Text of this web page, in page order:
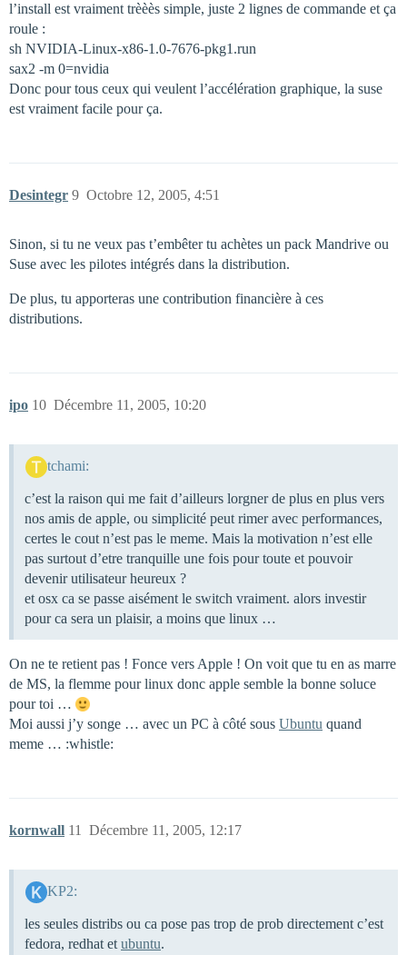
l’install est vraiment trèèès simple, juste 2 lignes de commande et ça
roule :
sh NVIDIA-Linux-x86-1.0-7676-pkg1.run
sax2 -m 0=nvidia
Donc pour tous ceux qui veulent l’accélération graphique, la suse
est vraiment facile pour ça.
Desintegr Octobre 12, 2005, 4:51
9
Sinon, si tu ne veux pas t’embêter tu achètes un pack Mandrive ou
Suse avec les pilotes intégrés dans la distribution.
De plus, tu apporteras une contribution financière à ces
distributions.
ipo Décembre 11, 2005, 10:20
10
tchami:
c’est la raison qui me fait d’ailleurs lorgner de plus en plus vers
nos amis de apple, ou simplicité peut rimer avec performances,
certes le cout n’est pas le meme. Mais la motivation n’est elle
pas surtout d’etre tranquille une fois pour toute et pouvoir
devenir utilisateur heureux ?
et osx ca se passe aisément le switch vraiment. alors investir
pour ca sera un plaisir, a moins que linux …
On ne te retient pas ! Fonce vers Apple ! On voit que tu en as marre
de MS, la flemme pour linux donc apple semble la bonne soluce
pour toi …
Moi aussi j’y songe … avec un PC à côté sous Ubuntu quand
meme … :whistle:
kornwall Décembre 11, 2005, 12:17
11
KP2:
les seules distribs ou ca pose pas trop de prob directement c’est
fedora, redhat et ubuntu.